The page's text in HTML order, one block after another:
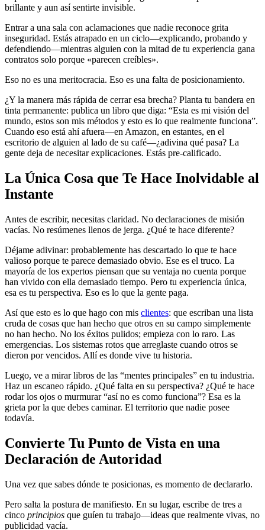
brillante y aun así sentirte invisible.
Entrar a una sala con aclamaciones que nadie reconoce grita
inseguridad. Estás atrapado en un ciclo—explicando, probando y
defendiendo—mientras alguien con la mitad de tu experiencia gana
contratos solo porque «parecen creíbles».
Eso no es una meritocracia. Eso es una falta de posicionamiento.
¿Y la manera más rápida de cerrar esa brecha? Planta tu bandera en
tinta permanente: publica un libro que diga: “Esta es mi visión del
mundo, estos son mis métodos y esto es lo que realmente funciona”.
Cuando eso está ahí afuera—en Amazon, en estantes, en el
escritorio de alguien al lado de su café—¿adivina qué pasa? La
gente deja de necesitar explicaciones. Estás pre-calificado.
La Única Cosa que Te Hace Inolvidable al
Instante
Antes de escribir, necesitas claridad. No declaraciones de misión
vacías. No resúmenes llenos de jerga. ¿Qué te hace diferente?
Déjame adivinar: probablemente has descartado lo que te hace
valioso porque te parece demasiado obvio. Ese es el truco. La
mayoría de los expertos piensan que su ventaja no cuenta porque
han vivido con ella demasiado tiempo. Pero tu experiencia única,
esa es tu perspectiva. Eso es lo que la gente paga.
Así que esto es lo que hago con mis clientes: que escriban una lista
cruda de cosas que han hecho que otros en su campo simplemente
no han hecho. No los éxitos pulidos; empieza con lo raro. Las
emergencias. Los sistemas rotos que arreglaste cuando otros se
dieron por vencidos. Allí es donde vive tu historia.
Luego, ve a mirar libros de las “mentes principales” en tu industria.
Haz un escaneo rápido. ¿Qué falta en su perspectiva? ¿Qué te hace
rodar los ojos o murmurar “así no es como funciona”? Esa es la
grieta por la que debes caminar. El territorio que nadie posee
todavía.
Convierte Tu Punto de Vista en una
Declaración de Autoridad
Una vez que sabes dónde te posicionas, es momento de declararlo.
Pero salta la postura de manifiesto. En su lugar, escribe de tres a
cinco principios que guíen tu trabajo—ideas que realmente vivas, no
publicidad vacía.